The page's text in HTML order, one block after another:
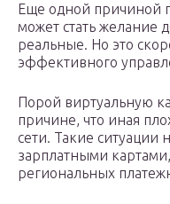
Еще одной причиной
может стать желание
реальные. Но это
эффективного
Порой виртуальную
причине, что иная
сети. Такие ситуации
зарплатными
региональных